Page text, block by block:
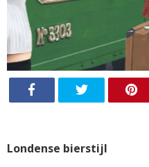
Londense bierstijl